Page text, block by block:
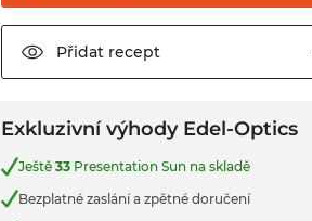
Přidat recept
Exkluzivní výhody Edel-Optics
Ještě33 Presentation Sun na skladě
Bezplatné zaslání a zpětné doručení